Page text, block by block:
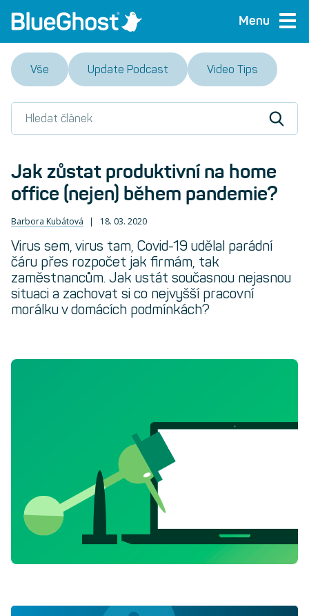
Menu
Vše Update Podcast Video Tips
Jak zůstat produktivní na home
office (nejen) během pandemie?
Barbora Kubátová 18. 03. 2020
Virus sem, virus tam, Covid-19 udělal parádní
čáru přes rozpočet jak firmám, tak
zaměstnancům. Jak ustát současnou nejasnou
situaci a zachovat si co nejvyšší pracovní
morálku v domácích podmínkách?